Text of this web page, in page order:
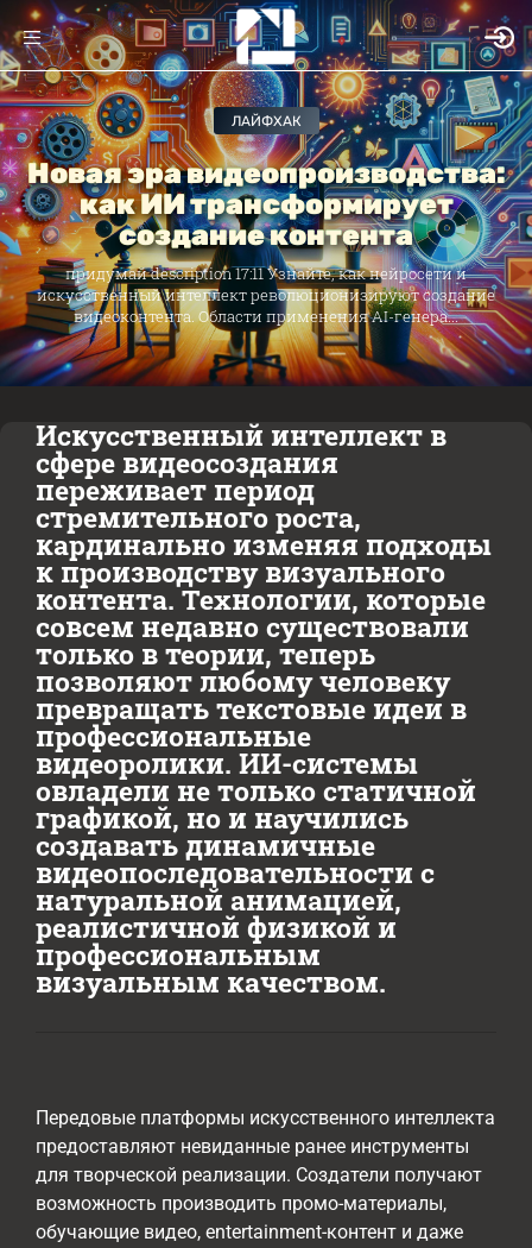
ЛАЙФХАК
Новая эра видеопроизводства:
как ИИ трансформирует
создание контента
придумай description 17:11 Узнайте, как нейросети и
искусственный интеллект революционизируют создание
видеоконтента. Области применения AI-генера...
Искусственный интеллект в
сфере видеосоздания
переживает период
стремительного роста,
кардинально изменяя подходы
к производству визуального
контента. Технологии, которые
совсем недавно существовали
только в теории, теперь
позволяют любому человеку
превращать текстовые идеи в
профессиональные
видеоролики. ИИ-системы
овладели не только статичной
графикой, но и научились
создавать динамичные
видеопоследовательности с
натуральной анимацией,
реалистичной физикой и
профессиональным
визуальным качеством.
Передовые платформы искусственного интеллекта
предоставляют невиданные ранее инструменты
для творческой реализации. Создатели получают
возможность производить промо-материалы,
обучающие видео, entertainment-контент и даже